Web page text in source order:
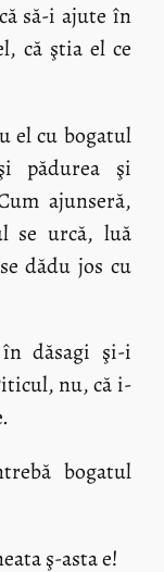
să-i ajute în
că ştia el ce
el cu bogatul
pădurea şi
ajunseră,
se urcă, luă
dădu jos cu
dăsagi şi-i
nu, că i-
bogatul
ş-asta e!